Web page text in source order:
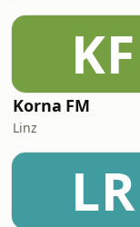
KF
Korna FM
Linz
LR